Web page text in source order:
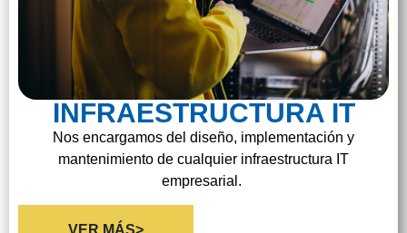
INFRAESTRUCTURA IT
Nos encargamos del diseño, implementación y
mantenimiento de cualquier infraestructura IT
empresarial.
VER MÁS>